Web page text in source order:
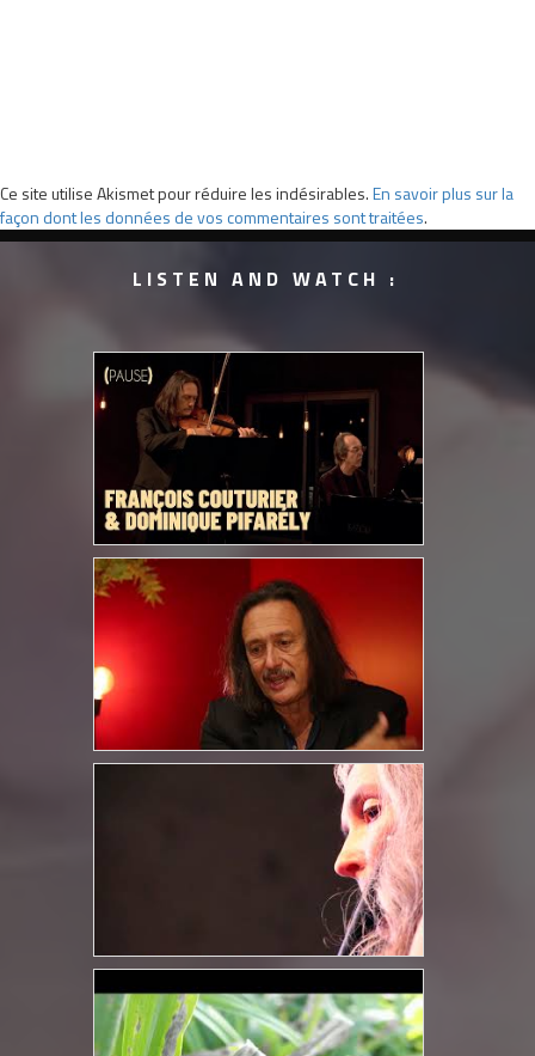
Ce site utilise Akismet pour réduire les indésirables.En savoir plus sur la
façon dont les données de vos commentaires sont traitées.
LISTEN AND WATCH :